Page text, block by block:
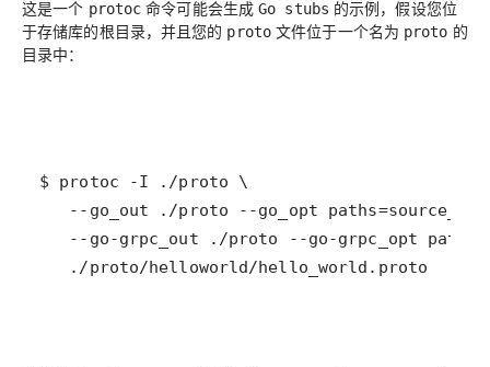
这是一个 protoc 命令可能会生成Go stubs 的示例，假设您位
于存储库的根目录，并且您的 proto 文件位于一个名为 proto 的
目录中：
   ./proto/helloworld/hello_world.proto